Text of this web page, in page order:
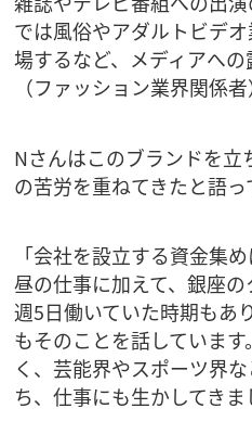
では風俗やアダルトビデ
場するなど、メディアへの
（ファッション業界関係者
Nさんはこのブランドを立
の苦労を重ねてきたと語っ
「会社を設立する資金集
昼の仕事に加えて、銀座
週5日働いていた時期もあ
もそのことを話していま
く、芸能界やスポーツ界
ち、仕事にも生かしてきま